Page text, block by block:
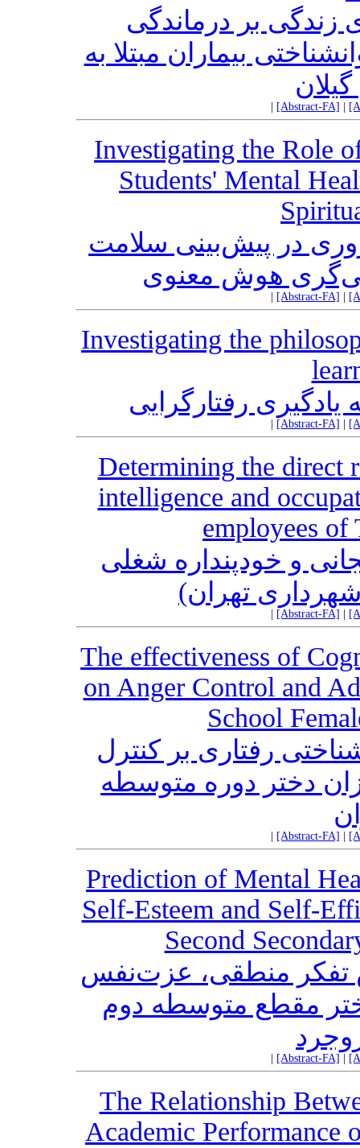
بر درماندگی
بیماران مبتلا به
[Abstract-FA]
Investigating the Role
Students' Mental
در پیش‌بینی سلامت
هوش معنوی
[Abstract-FA]
Investigating the
رفتارگرایی
[Abstract-FA]
Determining the direct
intelligence and
employees
و خودپنداره شغلی
تهران)
[Abstract-FA]
The effectiveness of
on Anger Control and
School
رفتاری بر کنترل
دختر دوره متوسطه
[Abstract-FA]
Prediction of Mental
Self-Esteem and Self-
Second
تفکر منطقی، عزت‌نفس
مقطع متوسطه دوم
[Abstract-FA]
The Relationship
Academic Performance